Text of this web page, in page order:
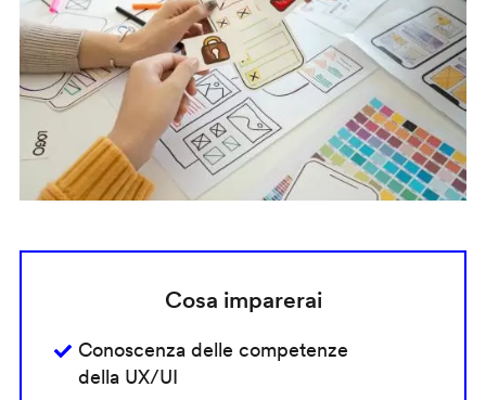
Cosa imparerai
Conoscenza delle competenze
della UX/UI